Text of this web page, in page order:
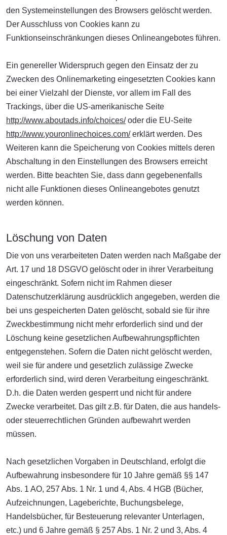
den Systemeinstellungen des Browsers gelöscht werden.
Der Ausschluss von Cookies kann zu
Funktionseinschränkungen dieses Onlineangebotes führen.
Ein genereller Widerspruch gegen den Einsatz der zu
Zwecken des Onlinemarketing eingesetzten Cookies kann
bei einer Vielzahl der Dienste, vor allem im Fall des
Trackings, über die US-amerikanische Seite
http://www.aboutads.info/choices/oder die EU-Seite
http://www.youronlinechoices.com/erklärt werden. Des
Weiteren kann die Speicherung von Cookies mittels deren
Abschaltung in den Einstellungen des Browsers erreicht
werden. Bitte beachten Sie, dass dann gegebenenfalls
nicht alle Funktionen dieses Onlineangebotes genutzt
werden können.
Löschung von Daten
Die von uns verarbeiteten Daten werden nach Maßgabe der
Art. 17 und 18 DSGVO gelöscht oder in ihrer Verarbeitung
eingeschränkt. Sofern nicht im Rahmen dieser
Datenschutzerklärung ausdrücklich angegeben, werden die
bei uns gespeicherten Daten gelöscht, sobald sie für ihre
Zweckbestimmung nicht mehr erforderlich sind und der
Löschung keine gesetzlichen Aufbewahrungspflichten
entgegenstehen. Sofern die Daten nicht gelöscht werden,
weil sie für andere und gesetzlich zulässige Zwecke
erforderlich sind, wird deren Verarbeitung eingeschränkt.
D.h. die Daten werden gesperrt und nicht für andere
Zwecke verarbeitet. Das gilt z.B. für Daten, die aus handels-
oder steuerrechtlichen Gründen aufbewahrt werden
müssen.
Nach gesetzlichen Vorgaben in Deutschland, erfolgt die
Aufbewahrung insbesondere für 10 Jahre gemäß §§ 147
Abs. 1 AO, 257 Abs. 1 Nr. 1 und 4, Abs. 4 HGB (Bücher,
Aufzeichnungen, Lageberichte, Buchungsbelege,
Handelsbücher, für Besteuerung relevanter Unterlagen,
etc.) und 6 Jahre gemäß § 257 Abs. 1 Nr. 2 und 3, Abs. 4